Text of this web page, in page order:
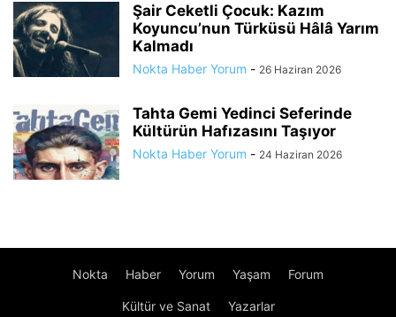
Şair Ceketli Çocuk: Kazım
Koyuncu’nun Türküsü Hâlâ Yarım
Kalmadı
Nokta Haber Yorum - 26 Haziran 2026
Tahta Gemi Yedinci Seferinde
Kültürün Hafızasını Taşıyor
Nokta Haber Yorum - 24 Haziran 2026
Nokta Haber Yorum Yaşam Forum
Kültür ve Sanat Yazarlar